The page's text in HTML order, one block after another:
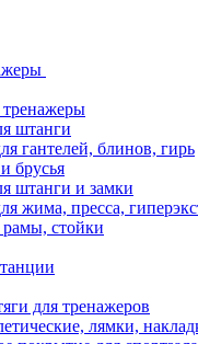
штанги
гантелей, блинов, гирь
брусья
штанги и замки
жима, пресса,
стойки
для тренажеров
лямки,